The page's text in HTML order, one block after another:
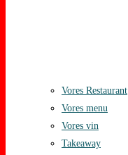
Vores Restaurant
Vores menu
Vores vin
Takeaway